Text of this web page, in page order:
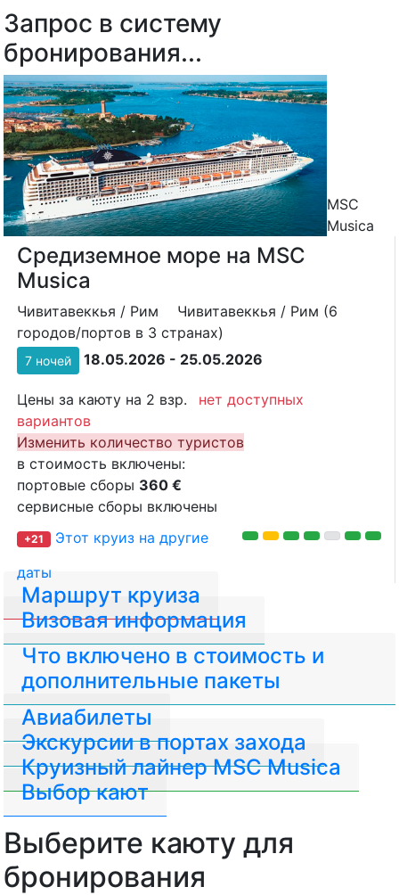
MSC
Musica
Средиземное море на MSC
Musica
Чивитавеккья / Рим
Чивитавеккья / Рим (6
городов/портов в 3 странах)
7 ночей 18.05.2026 - 25.05.2026
Цены за каюту на 2 взр.
нет доступных
вариантов
Изменить количество туристов
в стоимость включены:
портовые сборы 360 €
сервисные сборы включены
+21
Этот круиз на другие
даты
Запрос в систему
бронирования...
Маршрут круиза
Визовая информация
Авиабилеты
Что включено в стоимость и
дополнительные пакеты
Экскурсии в портах захода
Круизный лайнер MSC Musica
Выбор кают
Выберите каюту для
бронирования